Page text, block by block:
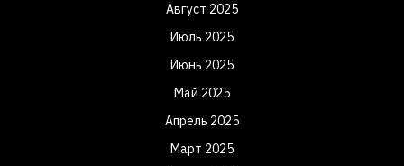
Август 2025
Июль 2025
Июнь 2025
Май 2025
Апрель 2025
Март 2025